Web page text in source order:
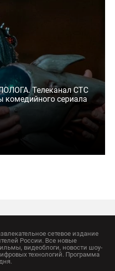
Телеканал СТС
комедийного сериала
сетевое издание
России. Все новые
видеоблоги, новости шоу-
технологий. Программа